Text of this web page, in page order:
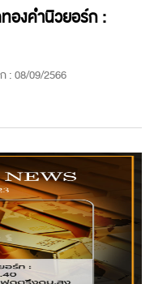
องคำนิวยอร์ก :
: 08/09/2566